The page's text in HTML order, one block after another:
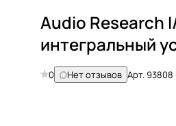
Audio Research
интегральный
0 Нет отзывов Арт.93808